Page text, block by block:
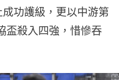
功護級，更以中游第
盃殺入四強，惜慘吞